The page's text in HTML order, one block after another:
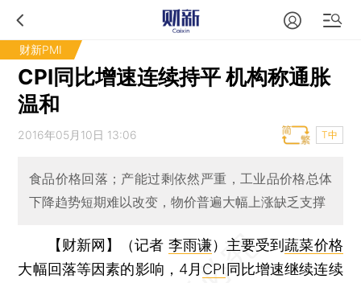
财新PMI
CPI同比增速连续持平 机构称通胀
温和
2016年05月10日 13:06 T中
食品价格回落；产能过剩依然严重，工业品价格总体
下降趋势短期难以改变，物价普遍大幅上涨缺乏支撑
【财新网】（记者 李雨谦） 主要受到蔬菜价格
大幅回落等因素的影响，4月 CPI 同比增速继续连续